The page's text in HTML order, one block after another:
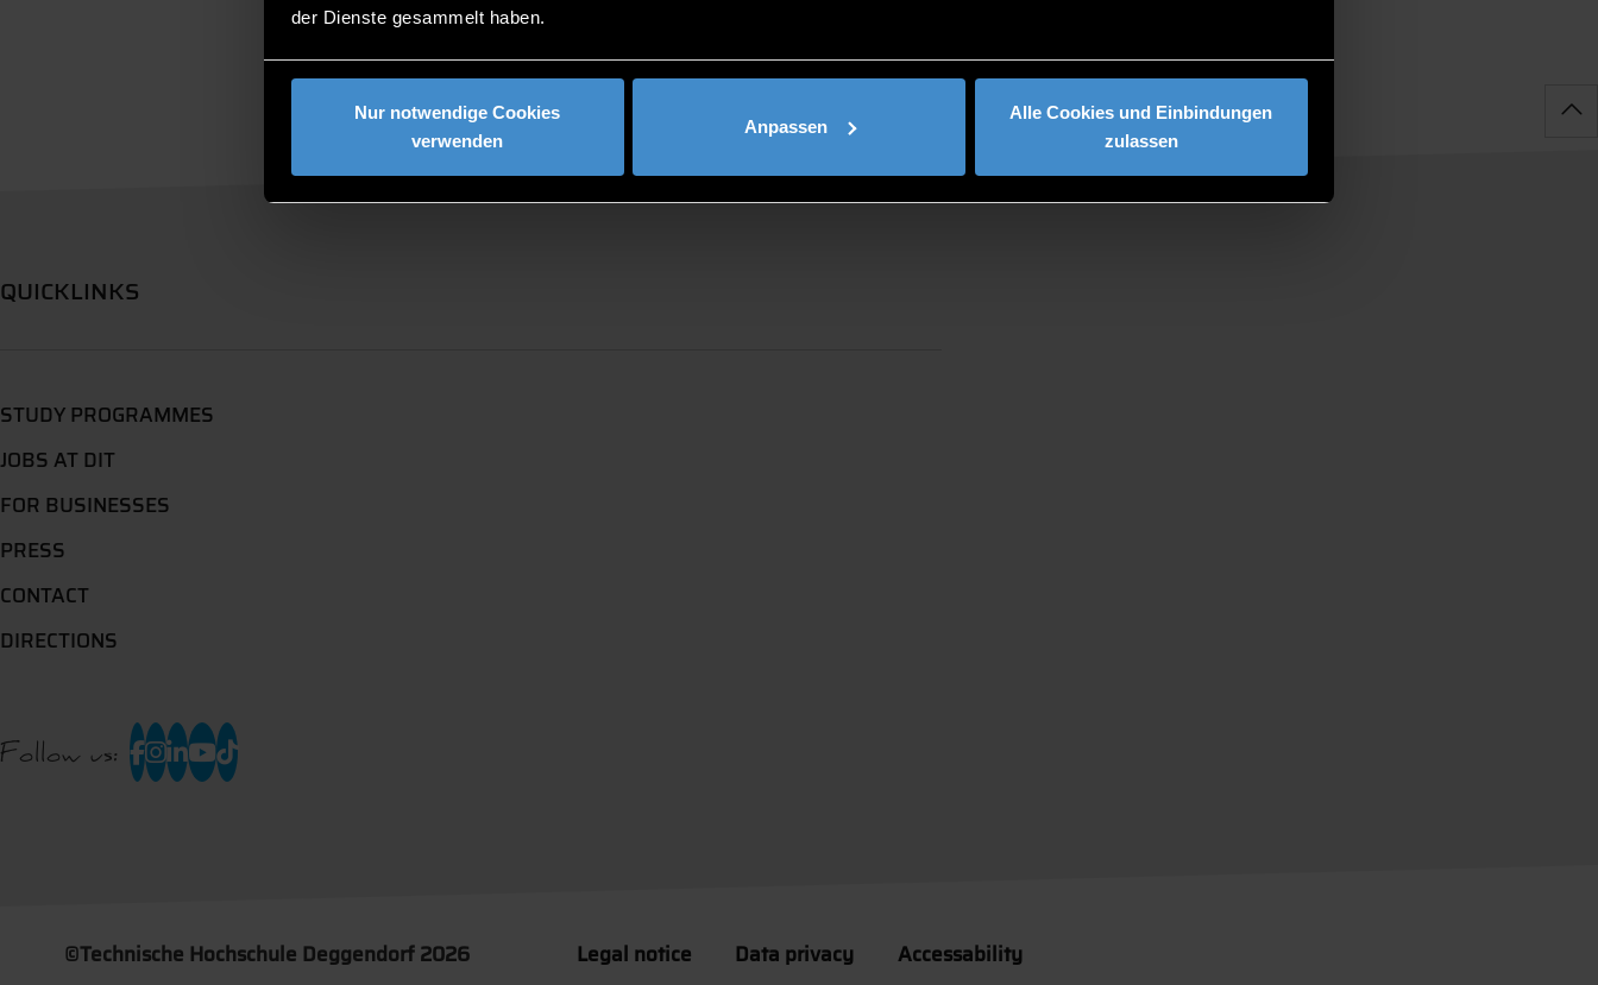
der Dienste gesammelt haben.
Nur notwendige Cookies
verwenden
Anpassen
Alle Cookies und Einbindungen
zulassen
QUICKLINKS
STUDY PROGRAMMES
JOBS AT DIT
FOR BUSINESSES
PRESS
CONTACT
DIRECTIONS
Follow us:
©Technische Hochschule Deggendorf 2026 Legal notice Data privacy Accessability